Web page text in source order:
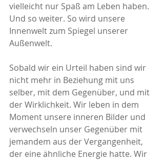
vielleicht nur Spaß am Leben haben.
Und so weiter. So wird unsere
Innenwelt zum Spiegel unserer
Außenwelt.
Sobald wir ein Urteil haben sind wir
nicht mehr in Beziehung mit uns
selber, mit dem Gegenüber, und mit
der Wirklichkeit. Wir leben in dem
Moment unsere inneren Bilder und
verwechseln unser Gegenüber mit
jemandem aus der Vergangenheit,
der eine ähnliche Energie hatte. Wir